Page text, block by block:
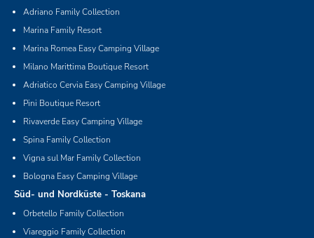
Adriano Family Collection
Marina Family Resort
Marina Romea Easy Camping Village
Milano Marittima Boutique Resort
Adriatico Cervia Easy Camping Village
Pini Boutique Resort
Rivaverde Easy Camping Village
Spina Family Collection
Vigna sul Mar Family Collection
Bologna Easy Camping Village
Süd- und Nordküste - Toskana
Orbetello Family Collection
Viareggio Family Collection